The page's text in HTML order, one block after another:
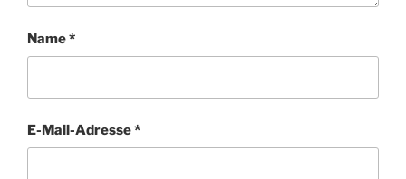
Name*
E-Mail-Adresse*